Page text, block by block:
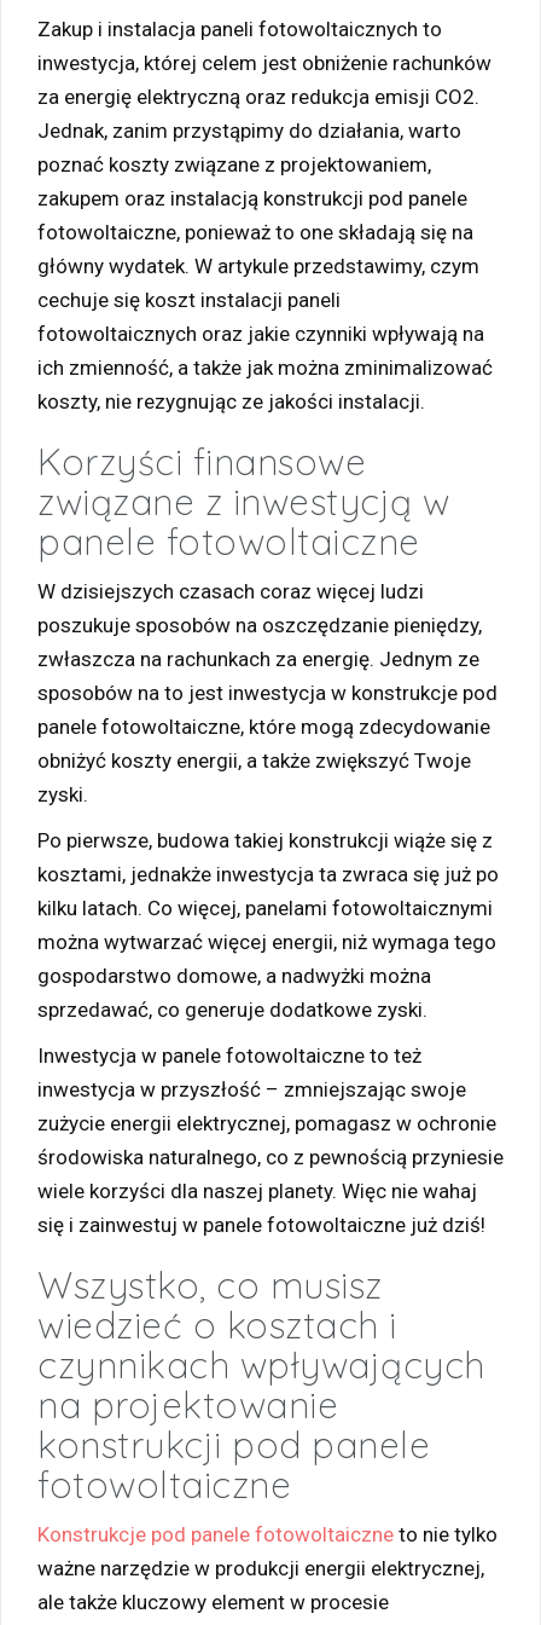
Zakup i instalacja paneli fotowoltaicznych to
inwestycja, której celem jest obniżenie rachunków
za energię elektryczną oraz redukcja emisji CO2.
Jednak, zanim przystąpimy do działania, warto
poznać koszty związane z projektowaniem,
zakupem oraz instalacją konstrukcji pod panele
fotowoltaiczne, ponieważ to one składają się na
główny wydatek. W artykule przedstawimy, czym
cechuje się koszt instalacji paneli
fotowoltaicznych oraz jakie czynniki wpływają na
ich zmienność, a także jak można zminimalizować
koszty, nie rezygnując ze jakości instalacji.
Korzyści finansowe
związane z inwestycją w
panele fotowoltaiczne
W dzisiejszych czasach coraz więcej ludzi
poszukuje sposobów na oszczędzanie pieniędzy,
zwłaszcza na rachunkach za energię. Jednym ze
sposobów na to jest inwestycja w konstrukcje pod
panele fotowoltaiczne, które mogą zdecydowanie
obniżyć koszty energii, a także zwiększyć Twoje
zyski.
Po pierwsze, budowa takiej konstrukcji wiąże się z
kosztami, jednakże inwestycja ta zwraca się już po
kilku latach. Co więcej, panelami fotowoltaicznymi
można wytwarzać więcej energii, niż wymaga tego
gospodarstwo domowe, a nadwyżki można
sprzedawać, co generuje dodatkowe zyski.
Inwestycja w panele fotowoltaiczne to też
inwestycja w przyszłość – zmniejszając swoje
zużycie energii elektrycznej, pomagasz w ochronie
środowiska naturalnego, co z pewnością przyniesie
wiele korzyści dla naszej planety. Więc nie wahaj
się i zainwestuj w panele fotowoltaiczne już dziś!
Wszystko, co musisz
wiedzieć o kosztach i
czynnikach wpływających
na projektowanie
konstrukcji pod panele
fotowoltaiczne
Konstrukcje pod panele fotowoltaiczne to nie tylko
ważne narzędzie w produkcji energii elektrycznej,
ale także kluczowy element w procesie